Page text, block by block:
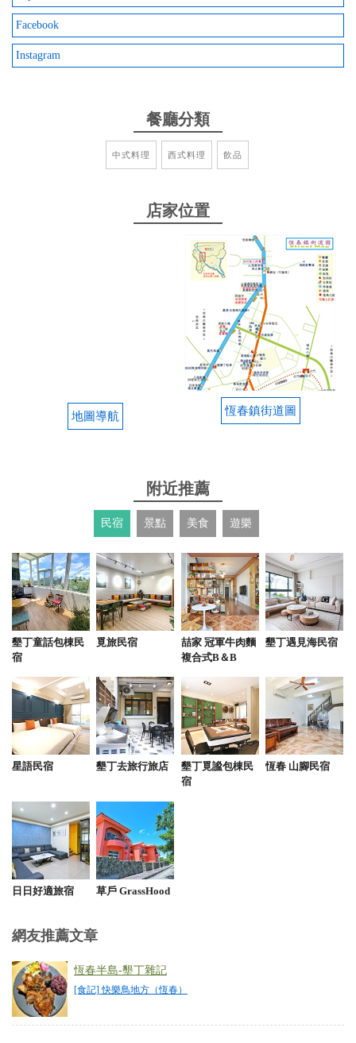
空間裡，陽光灑進彩色玻璃的感覺真的好美，是一個
來恆春一定會再訪！
2025-12-09 16:11:01
2025-12-01 20:26:24
口袋名單，今天終於來嚐嚐，餐點好吃
from google
2025-10-21 19:43:14
松露油櫛瓜薄餅好吃，吃很多片還是不膩，山丘藍沙
拉醬汁也很特別。老闆服務熱情，下次再來吃！
2025-10-01 23:49:42
價格偏高但口味不錯，青醬義大利麵太油，推薦墨西
哥捲餅，口感豐富又清爽
from google
2025-08-23 13:11:32
CP值高，口味、服務都超優 來恆春一定來這用餐
from google
2025-08-07 15:07:10
戰斧豬很好吃，義大利麵也好吃，蘋果派有附冰淇
淋，水果飲料也很好喝。 大推的餐廳。 只是人多時
餐點要稍微等一會。
2025-08-05 04:18:55
沒有很大，裝飾非常有特色；義大利麵的品相非常豐
義大利麵、巴薩醋野菇蜜糖鴨胸義大利麵及黑傑克碳
烤豬肋排，還有綜合豪華拼盤跟洛神花野莓奶昔 每道
餐點份量都超多！炸物拼盤(招牌薯條+雞米花+麥克雞
塊+酥炸魷魚圈+招牌雞翅)，搭配附上的塔塔醬及酸辣
Facebook
Instagram
餐廳分類
中式料理 西式料理 飲品
店家位置
地圖導航 恆春鎮街道圖
附近推薦
民宿 景點 美食 遊樂
墾丁童話包棟民
宿
覓旅民宿
喆家 冠軍牛肉麵
複合式B＆B
墾丁遇見海民宿
星語民宿 墾丁去旅行旅店
墾丁覓謐包棟民
宿
恆春 山腳民宿
日日好適旅宿 草戶 GrassHood
網友推薦文章
恆春半島-墾丁雜記
[食記] 快樂鳥地方（恆春）